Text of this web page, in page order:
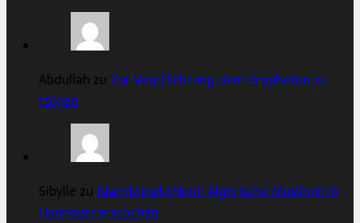
Abdullah zu Zur Verpflichtung dem Propheten zu
folgen
Sibylle zu Islamfeindlichkeit: Algerische Muslimin in
Hannover erstochen